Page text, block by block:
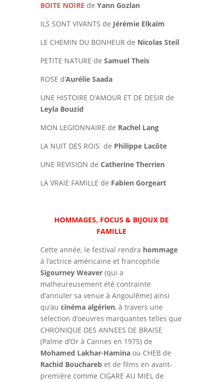
BOITE NOIRE de Yann Gozlan
ILS SONT VIVANTS de Jérémie Elkaïm
LE CHEMIN DU BONHEUR de Nicolas Steil
PETITE NATURE de Samuel Theis
ROSE d’Aurélie Saada
UNE HISTOIRE D’AMOUR ET DE DESIR de
Leyla Bouzid
MON LEGIONNAIRE de Rachel Lang
LA NUIT DES ROIS de Philippe Lacôte
UNE REVISION de Catherine Therrien
LA VRAIE FAMILLE de Fabien Gorgeart
HOMMAGES, FOCUS & BIJOUX DE
FAMILLE
Cette année, le festival rendra hommage
à l’actrice américaine et francophile
Sigourney Weaver (qui a
malheureusement été contrainte
d’annuler sa venue à Angoulême) ainsi
qu’au cinéma algérien, à travers une
sélection d’oeuvres marquantes telles que
CHRONIQUE DES ANNEES DE BRAISE
(Palme d’Or à Cannes en 1975) de
Mohamed Lakhar-Haminaou CHEB de
Rachid Boucharebet de films en avant-
première comme CIGARE AU MIEL de